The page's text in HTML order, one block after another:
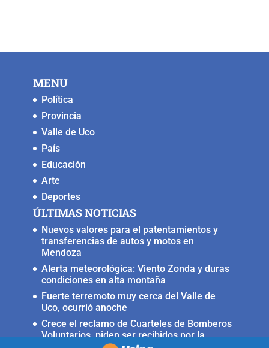
b
o
k
A Li n
MENU
Política
Provincia
Valle de Uco
País
Educación
Arte
Deportes
ÚLTIMAS NOTICIAS
Nuevos valores para el patentamientos y
transferencias de autos y motos en
Mendoza
Alerta meteorológica: Viento Zonda y duras
condiciones en alta montaña
Fuerte terremoto muy cerca del Valle de
Uco, ocurrió anoche
Crece el reclamo de Cuarteles de Bomberos
Voluntarios, piden ser recibidos por la